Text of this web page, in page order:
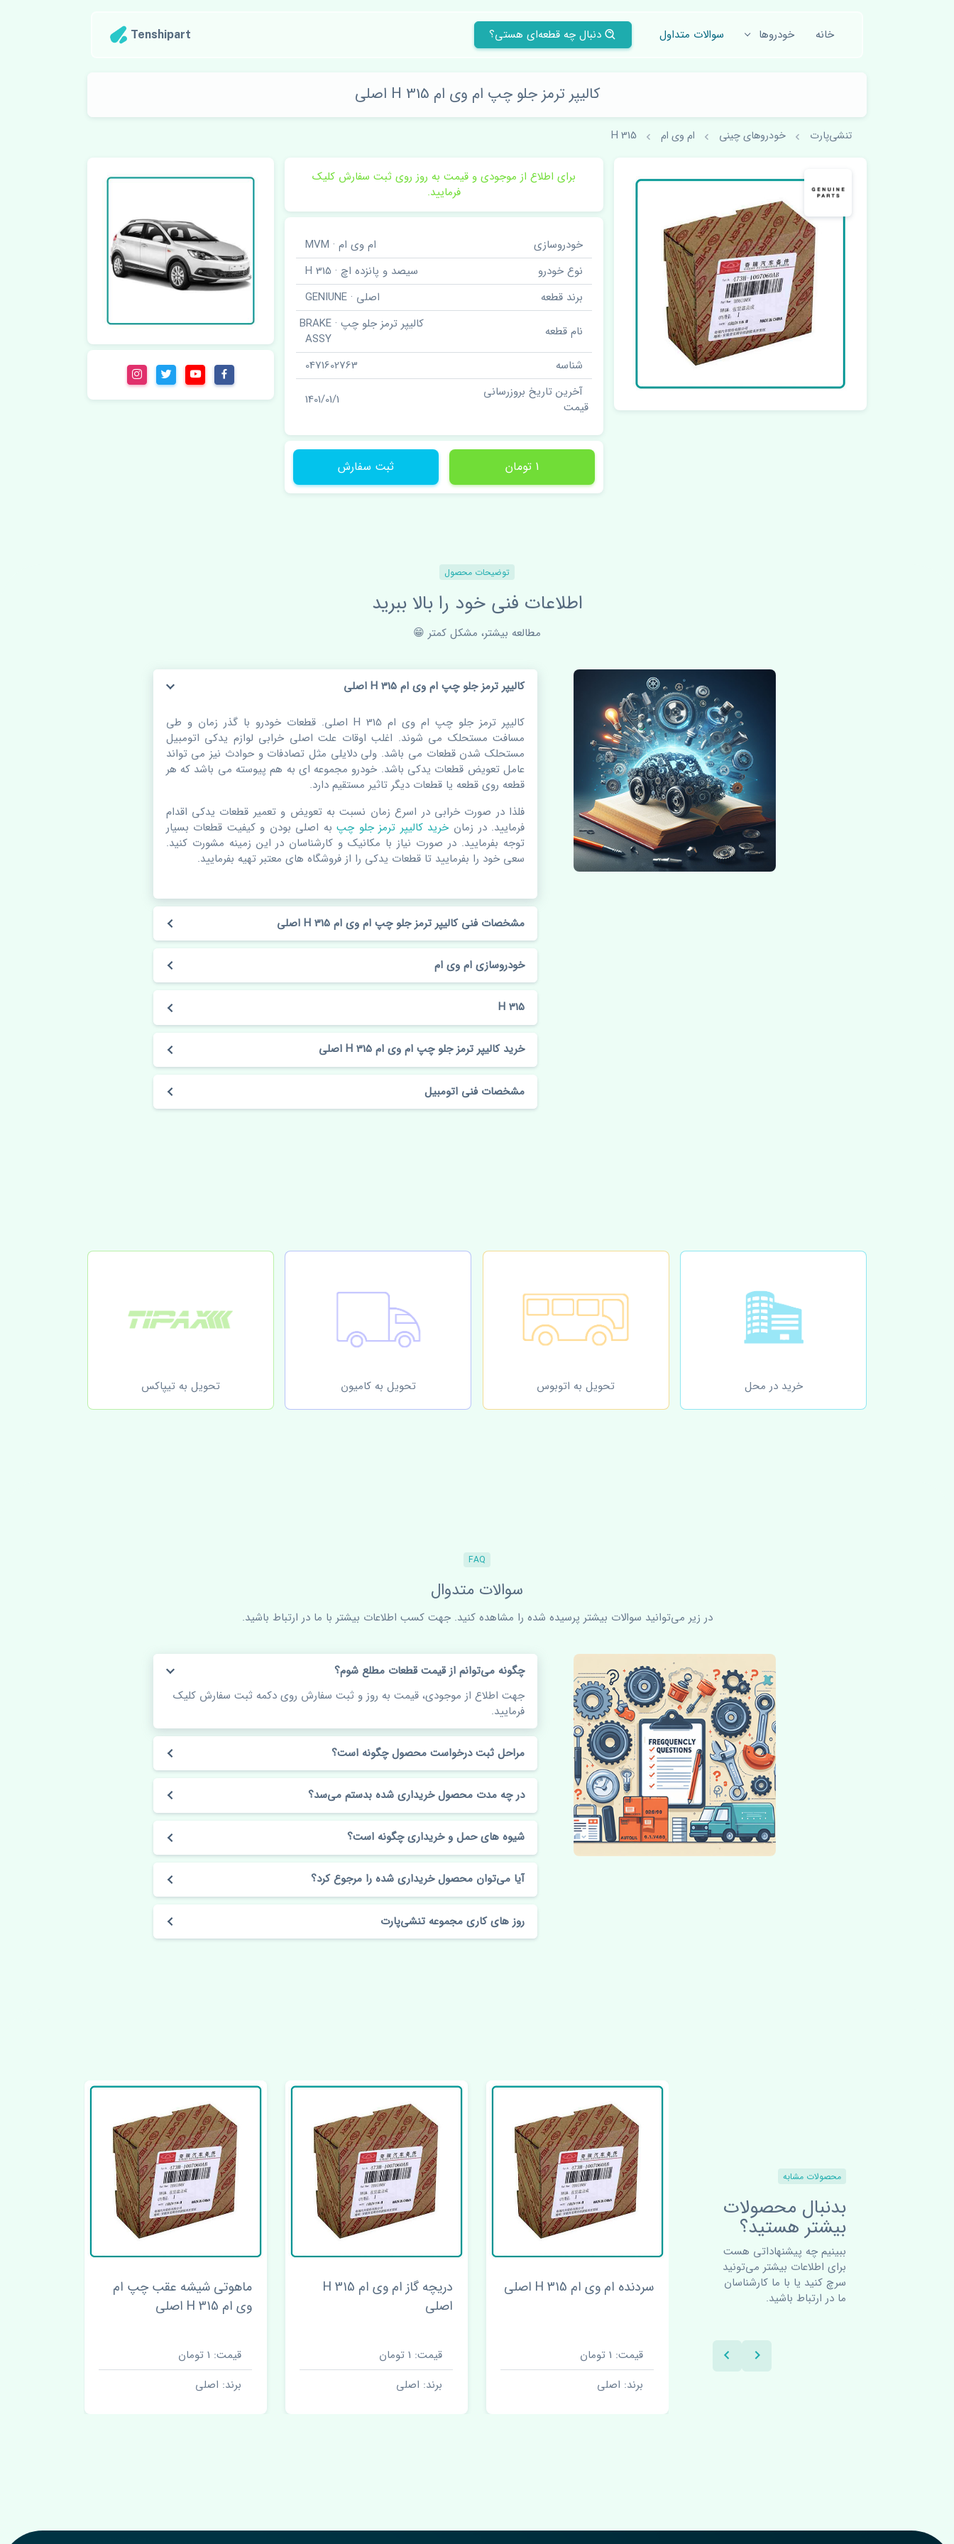
خانه خودروها سوالات متداول دنبال چه قطعه‌ای هستی؟ Tenshipart
کالیپر ترمز جلو چپ ام وی ام 315 H اصلی
تنشی‌پارت خودروهای چینی ام وی ام 315 H
برای اطلاع از موجودی و قیمت به روز روی ثبت سفارش کلیک
فرمایید.
خودروسازی
ام وی ام · MVM
نوع خودرو
سیصد و پانزده اچ · 315 H
برند قطعه
اصلی · GENIUNE
نام قطعه
کالیپر ترمز جلو چپ · BRAKE
ASSY
شناسه
0471602763
آخرین تاریخ بروزرسانی
قیمت
1401/01/1
1 تومان ثبت سفارش
توضیحات محصول
اطلاعات فنی خود را بالا ببرید
مطالعه بیشتر، مشکل کمتر 😁
کالیپر ترمز جلو چپ ام وی ام 315 H اصلی
کالیپر ترمز جلو چپ ام وی ام 315 H اصلی. قطعات خودرو با گذر زمان و طی
مسافت مستحلک می شوند. اغلب اوقات علت اصلی خرابی لوازم یدکی اتومبیل
مستحلک شدن قطعات می باشد. ولی دلایلی مثل تصادفات و حوادث نیز می تواند
عامل تعویض قطعات یدکی باشد. خودرو مجموعه ای به هم پیوسته می باشد که هر
قطعه روی قطعه یا قطعات دیگر تاثیر مستقیم دارد.
فلذا در صورت خرابی در اسرع زمان نسبت به تعویض و تعمیر قطعات یدکی اقدام
فرمایید. در زمان خرید کالیپر ترمز جلو چپ به اصلی بودن و کیفیت قطعات بسیار
توجه بفرمایید. در صورت نیاز با مکانیک و کارشناسان در این زمینه مشورت کنید.
سعی خود را بفرمایید تا قطعات یدکی را از فروشگاه های معتبر تهیه بفرمایید.
مشخصات فنی کالیپر ترمز جلو چپ ام وی ام 315 H اصلی
خودروسازی ام وی ام
315 H
خرید کالیپر ترمز جلو چپ ام وی ام 315 H اصلی
مشخصات فنی اتومبیل
خرید در محل تحویل به اتوبوس تحویل به کامیون تحویل به تیپاکس
FAQ
سوالات متدوال
در زیر می‌توانید سوالات بیشتر پرسیده شده را مشاهده کنید. جهت کسب اطلاعات بیشتر با ما در ارتباط باشید.
چگونه می‌توانم از قیمت قطعات مطلع شوم؟
جهت اطلاع از موجودی، قیمت به روز و ثبت سفارش روی دکمه ثبت سفارش کلیک
فرمایید.
مراحل ثبت درخواست محصول چگونه است؟
در چه مدت محصول خریداری شده بدستم می‌سد؟
شیوه های حمل و خریداری چگونه است؟
آیا می‌توان محصول خریداری شده را مرجوع کرد؟
روز های کاری مجموعه تنشی‌پارت
محصولات مشابه
بدنبال محصولات
بیشتر هستید؟
ببینیم چه پیشنهاداتی هست
برای اطلاعات بیشتر می‌تونید
سرچ کنید یا با ما کارشناسان
ما در ارتباط باشید.
اصلی
سردنده ام وی ام 315 H اصلی
قیمت: 1 تومان
برند: اصلی
دریچه گاز ام وی ام 315 H
اصلی
قیمت: 1 تومان
برند: اصلی
ماهوتی شیشه عقب چپ ام
وی ام 315 H اصلی
قیمت: 1 تومان
برند: اصلی